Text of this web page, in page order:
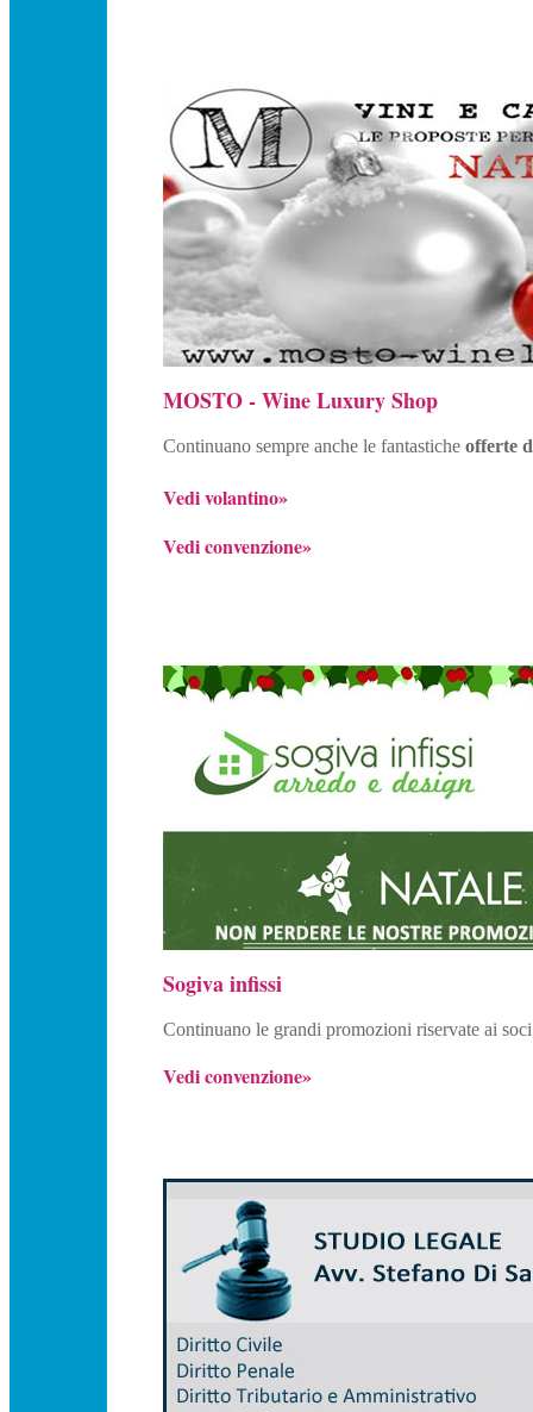
MOSTO - Wine Luxury Shop
Continuano sempre anche le fantastiche offerte
Vedi volantino»
Vedi convenzione»
Sogiva infissi
Continuano le grandi promozioni riservate ai soci
Vedi convenzione»